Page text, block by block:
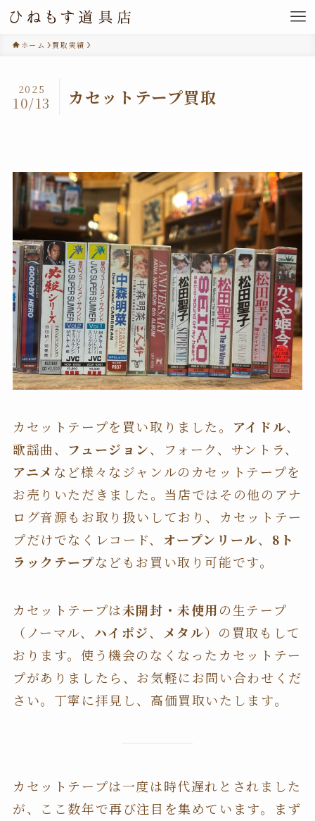
ホーム 買取実績
カセットテープ買取
2025
10/13
カセットテープを買い取りました。 アイドル、
歌謡曲、
フュージョン、フォーク、サントラ、
アニメ など様々なジャンルのカセットテープを
お売りいただきました。当店ではその他のアナ
ログ音源もお取り扱いしており、カセットテー
プだけでなくレコード、 オープンリール、 8ト
ラックテープなどもお買い取り可能です。
カセットテープは未開封・未使用の生テープ
（ノーマル、 ハイポジ、 メタル）の買取もして
おります。使う機会のなくなったカセットテー
プがありましたら、お気軽にお問い合わせくだ
さい。丁寧に拝見し、高価買取いたします。
カセットテープは一度は時代遅れとされました
が、ここ数年で再び注目を集めています。まず